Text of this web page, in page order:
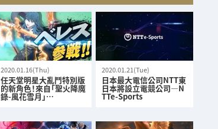
2020.01.16(Thu)
任天堂明星大亂鬥特別版
的新角色！來自「聖火降魔
錄-風花雪月」…
2020.01.21(Tue)
日本最大電信公司NTT東
日本將設立電競公司—N
TTe-Sports